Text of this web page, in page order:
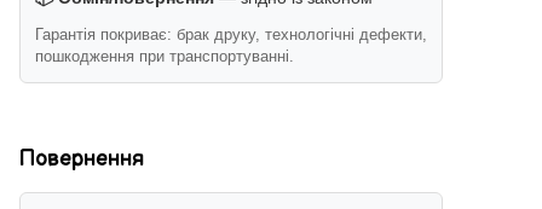
Гарантія покриває: брак друку, технологічні дефекти,
пошкодження при транспортуванні.
Повернення